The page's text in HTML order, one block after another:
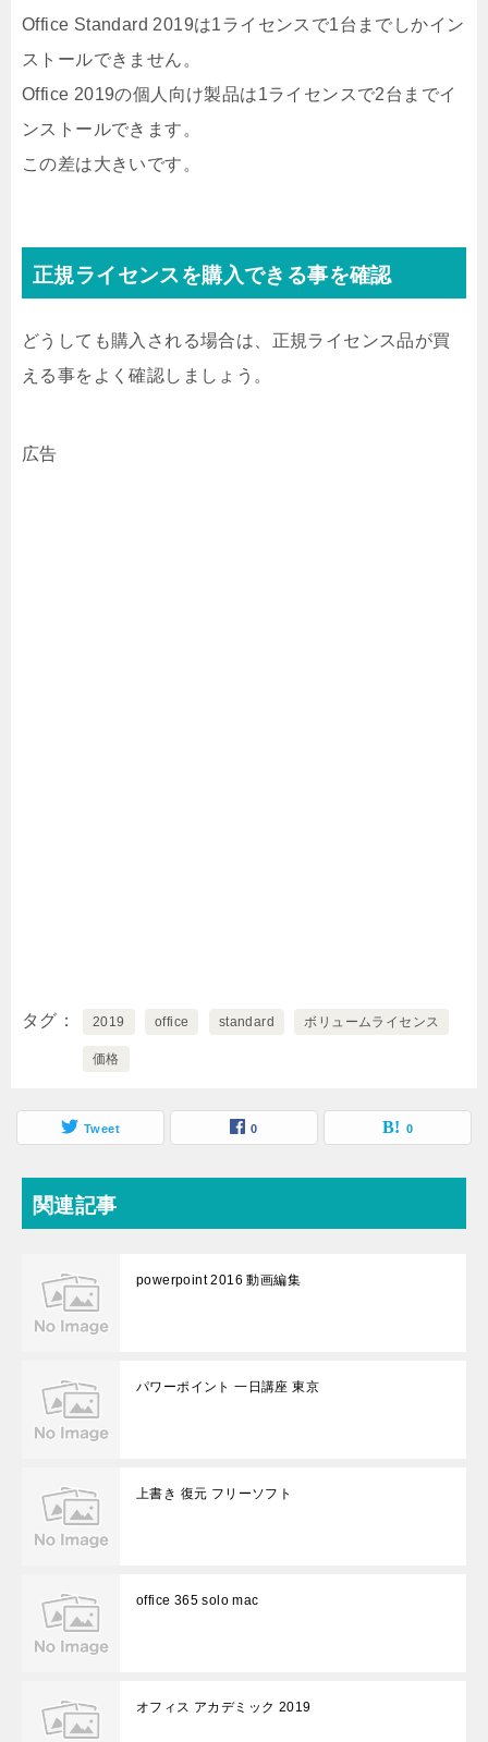
Office Standard 2019は1ライセンスで1台までしかイン
ストールできません。
Office 2019の個人向け製品は1ライセンスで2台までイ
ンストールできます。
この差は大きいです。
正規ライセンスを購入できる事を確認
どうしても購入される場合は、正規ライセンス品が買
える事をよく確認しましょう。
広告
タグ 2019 office standard ボリュームライセンス
価格
Tweet 0 0
関連記事
powerpoint 2016 動画編集
パワーポイント 一日講座 東京
上書き 復元 フリーソフト
office 365 solo mac
オフィス アカデミック 2019